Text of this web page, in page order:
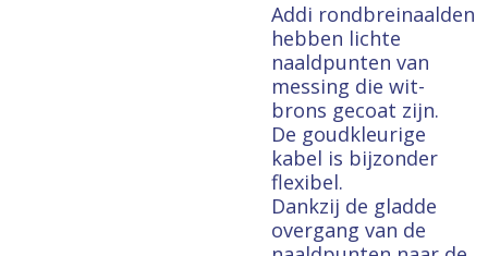
Addi rondbreinaalden
hebben lichte
naaldpunten van
messing die wit-
brons gecoat zijn.
De goudkleurige
kabel is bijzonder
flexibel.
Dankzij de gladde
overgang van de